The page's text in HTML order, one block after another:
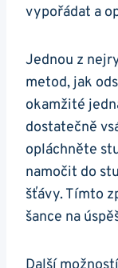
vypořádat a
Jednou ‌z
metod, jak
okamžité
dostatečně
opláchněte
namočit do
⁢šťávy. Tímto
šance‍ na